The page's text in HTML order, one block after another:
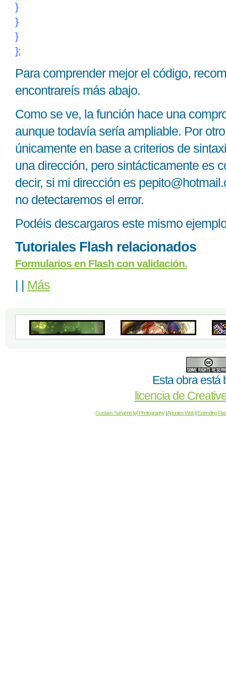
}
}
}
};
Para comprender mejor el código,
encontrareís más abajo.
Como se ve, la función hace una
aunque todavía sería ampliable. Por
únicamente en base a criterios de
una dirección, pero sintácticamente es
decir, si mi dirección es
no detectaremos el error.
Podéis descargaros este mismo
Tutoriales Flash relacionados
Formularios en Flash con validación.
| | Más
Esta obra está
licencia de
Gustavo Sanabria [ø] Photography|Apuntes Web| Extending